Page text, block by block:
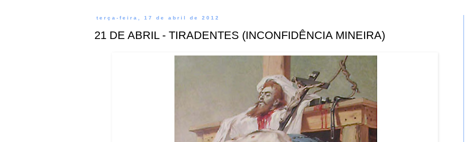
terça-feira, 17 de abril de 2012
21 DE ABRIL - TIRADENTES (INCONFIDÊNCIA MINEIRA)